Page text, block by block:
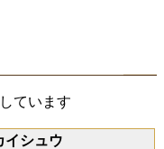
ています
イシュウ